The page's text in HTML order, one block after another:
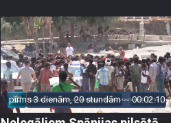
pirms 3 dienām, 20 stundām 00:02:10